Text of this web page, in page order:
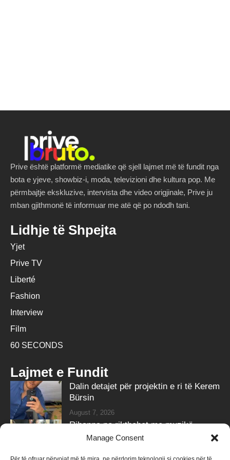
Manage Consent
Prive është platformë mediatike që sjell lajmet më të fundit nga
bota e yjeve, showbiz-i, moda, televizioni dhe kultura pop. Me
përmbajtje ekskluzive, intervista dhe video origjinale, Prive ju
mban gjithmonë të informuar me atë që po ndodh tani.
Lidhje të Shpejta
Yjet
Prive TV
Liberté
Fashion
Interview
Film
60 SECONDS
Lajmet e Fundit
Dalin detajet për projektin e ri të Kerem
Bürsin
August 7, 2026
Rihanna po rikthehet me muzikë,
partneri i zbulon sekretin